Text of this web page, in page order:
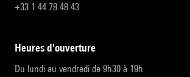
+33 1 44 78 48 43
heures d'ouverture
Du lundi au vendredi de 9h30 à 19h